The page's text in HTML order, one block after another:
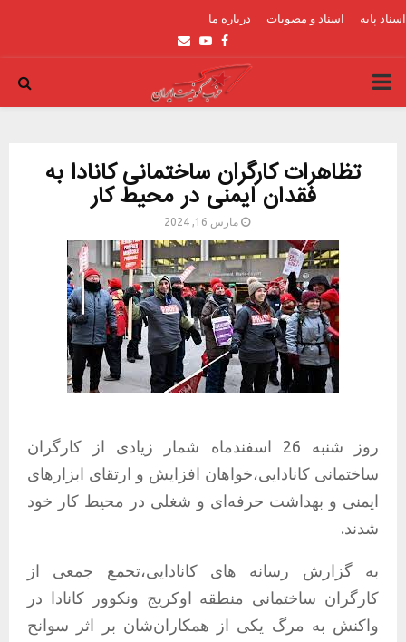
اسناد پایه اسناد و مصوبات درباره ما
Facebook
Youtube
Email
PRIMARY
تظاهرات کارگران ساختمانی کانادا به‌
فقدان ایمنی در محیط کار
مارس 16, 2024
روز شنبه 26 اسفندماه شمار زیادی از کارگران
ساختمانی کانادایی،خواهان افزایش و ارتقای ابزارهای
ایمنی و بهداشت حرفه‌ای و شغلی در محیط کار خود
شدند.
به گزارش رسانه های کانادایی،تجمع جمعی از
کارگران ساختمانی منطقه اوکریج ونکوور کانادا در
واکنش به مرگ یکی از همکاران‌شان بر اثر سوانح